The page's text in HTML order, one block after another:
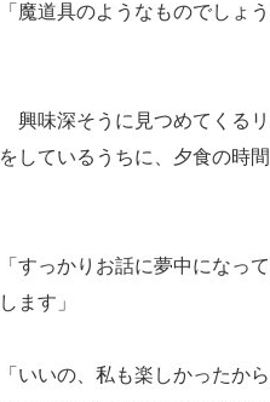
「魔道具のようなものでしょ
興味深そうに見つめてくる
をしているうちに、夕食の時間
「すっかりお話に夢中になっ
します」
「いいの、私も楽しかったか